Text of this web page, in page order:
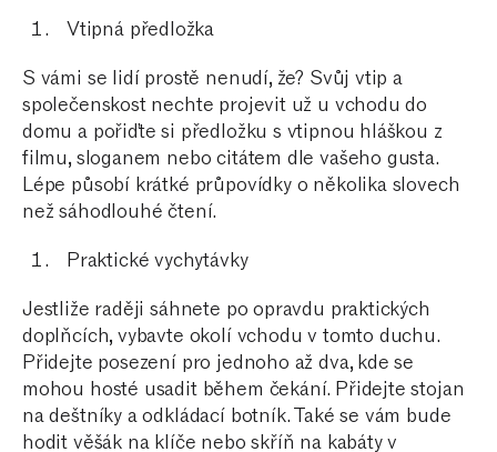
Vtipná předložka
S vámi se lidí prostě nenudí, že? Svůj vtip a
společenskost nechte projevit už u vchodu do
domu a pořiďte si předložku s vtipnou hláškou z
filmu, sloganem nebo citátem dle vašeho gusta.
Lépe působí krátké průpovídky o několika slovech
než sáhodlouhé čtení.
Praktické vychytávky
Jestliže raději sáhnete po opravdu praktických
doplňcích, vybavte okolí vchodu v tomto duchu.
Přidejte posezení pro jednoho až dva, kde se
mohou hosté usadit během čekání. Přidejte stojan
na deštníky a odkládací botník. Také se vám bude
hodit věšák na klíče nebo skříň na kabáty v